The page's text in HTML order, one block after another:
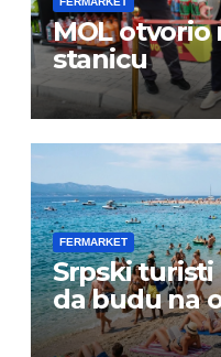
MOL otvorio
stanicu
FERMARKET
Srpski turisti
da budu na